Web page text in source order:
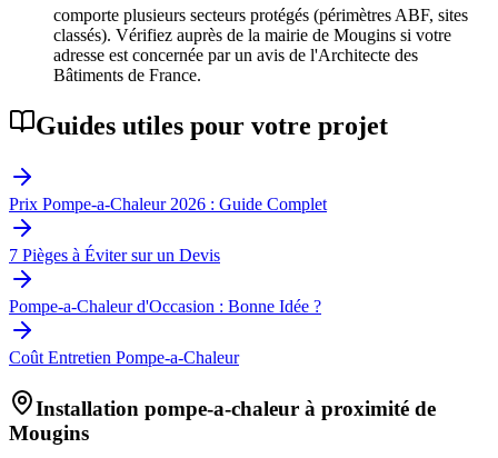
comporte plusieurs secteurs protégés (périmètres ABF, sites
classés). Vérifiez auprès de la mairie de Mougins si votre
adresse est concernée par un avis de l'Architecte des
Bâtiments de France.
Guides utiles pour votre projet
Prix Pompe-a-Chaleur 2026 : Guide Complet
7 Pièges à Éviter sur un Devis
Pompe-a-Chaleur d'Occasion : Bonne Idée ?
Coût Entretien Pompe-a-Chaleur
Installation pompe-a-chaleur à proximité de
Mougins